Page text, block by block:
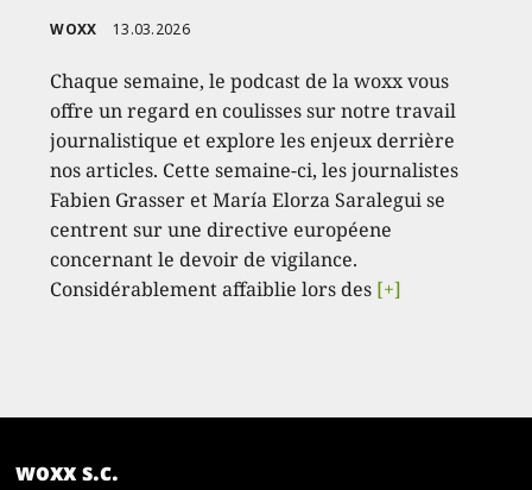
WOXX 13.03.2026
Chaque semaine, le podcast de la woxx vous
offre un regard en coulisses sur notre travail
journalistique et explore les enjeux derrière
nos articles. Cette semaine-ci, les journalistes
Fabien Grasser et María Elorza Saralegui se
centrent sur une directive européene
concernant le devoir de vigilance.
Considérablement affaiblie lors des [+]
woxx s.c.